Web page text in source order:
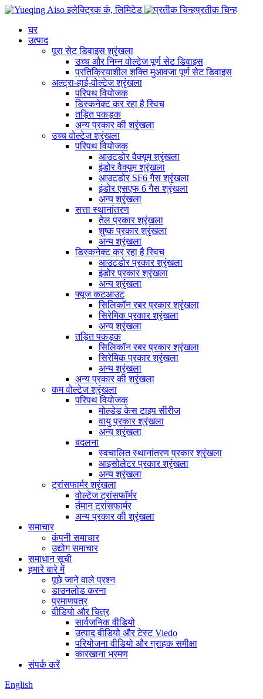
प्रतीक चिन्ह
घर
उत्पाद
पूरा सेट डिवाइस श्रृंखला
उच्च और निम्न वोल्टेज पूर्ण सेट डिवाइस
प्रतिक्रियाशील शक्ति मुआवजा पूर्ण सेट डिवाइस
अल्ट्रा-हाई-वोल्टेज श्रृंखला
परिपथ वियोजक
डिस्कनेक्ट कर रहा है स्विच
तड़ित पकड़क
अन्य प्रकार की श्रृंखला
उच्च वोल्टेज श्रृंखला
परिपथ वियोजक
आउटडोर वैक्यूम श्रृंखला
इंडोर वैक्यूम श्रृंखला
आउटडोर SF6 गैस श्रृंखला
इंडोर एसएफ 6 गैस श्रृंखला
अन्य श्रृंखला
सत्ता स्थानांतरण
तेल प्रकार श्रृंखला
शुष्क प्रकार श्रृंखला
अन्य श्रृंखला
डिस्कनेक्ट कर रहा है स्विच
आउटडोर प्रकार श्रृंखला
इंडोर प्रकार श्रृंखला
अन्य श्रृंखला
फ्यूज कटआउट
सिलिकॉन रबर प्रकार श्रृंखला
सिरेमिक प्रकार श्रृंखला
अन्य श्रृंखला
तड़ित पकड़क
सिलिकॉन रबर प्रकार श्रृंखला
सिरेमिक प्रकार श्रृंखला
अन्य श्रृंखला
अन्य प्रकार की श्रृंखला
कम वोल्टेज श्रृंखला
परिपथ वियोजक
मोल्डेड केस टाइप सीरीज
वायु प्रकार श्रृंखला
अन्य श्रृंखला
बदलना
स्वचालित स्थानांतरण प्रकार श्रृंखला
आइसोलेटर प्रकार श्रृंखला
अन्य श्रृंखला
ट्रांसफार्मर श्रृंखला
वोल्टेज ट्रांसफॉर्मर
र्तमान ट्रांसफार्मर
अन्य प्रकार की श्रृंखला
समाचार
कंपनी समाचार
उद्योग समाचार
समाधान सूची
हमारे बारे में
पूछे जाने वाले प्रश्न
डाउनलोड करना
प्रमाणपत्र
वीडियो और चित्र
सार्वजनिक वीडियो
उत्पाद वीडियो और टेस्ट Viedo
परियोजना वीडियो और ग्राहक समीक्षा
कारखाना भ्रमण
संपर्क करें
English